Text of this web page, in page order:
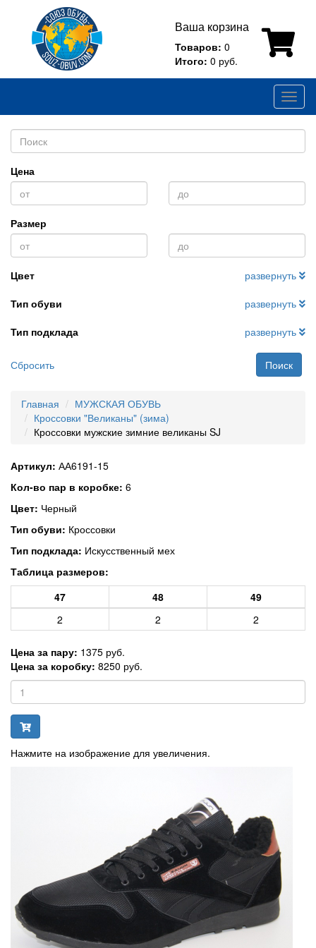
Ваша корзина
Товаров: 0
Итого: 0 руб.
Цена
Размер
Цвет
развернуть
Тип обуви
развернуть
Тип подклада
развернуть
Сбросить Поиск
Главная
МУЖСКАЯ ОБУВЬ
Кроссовки "Великаны" (зима)
Кроссовки мужские зимние великаны SJ
Артикул: АА6191-15
Кол-во пар в коробке: 6
Цвет: Черный
Тип обуви: Кроссовки
Тип подклада: Искусственный мех
Таблица размеров:
47
48
49
2
2 2
Цена за пару: 1375 руб.
Цена за коробку: 8250 руб.
Нажмите на изображение для увеличения.